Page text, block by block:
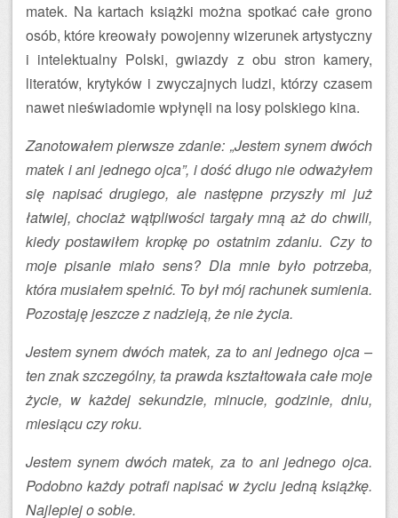
matek. Na kartach książki można spotkać całe grono
osób, które kreowały powojenny wizerunek artystyczny
i intelektualny Polski, gwiazdy z obu stron kamery,
literatów, krytyków i zwyczajnych ludzi, którzy czasem
nawet nieświadomie wpłynęli na losy polskiego kina.
Zanotowałem pierwsze zdanie: „Jestem synem dwóch
matek i ani jednego ojca”, i dość długo nie odważyłem
się napisać drugiego, ale następne przyszły mi już
łatwiej, chociaż wątpliwości targały mną aż do chwili,
kiedy postawiłem kropkę po ostatnim zdaniu. Czy to
moje pisanie miało sens? Dla mnie było potrzeba,
która musiałem spełnić. To był mój rachunek sumienia.
Pozostaję jeszcze z nadzieją, że nie życia.
Jestem synem dwóch matek, za to ani jednego ojca –
ten znak szczególny, ta prawda kształtowała całe moje
życie, w każdej sekundzie, minucie, godzinie, dniu,
miesiącu czy roku.
Jestem synem dwóch matek, za to ani jednego ojca.
Podobno każdy potrafi napisać w życiu jedną książkę.
Najlepiej o sobie.